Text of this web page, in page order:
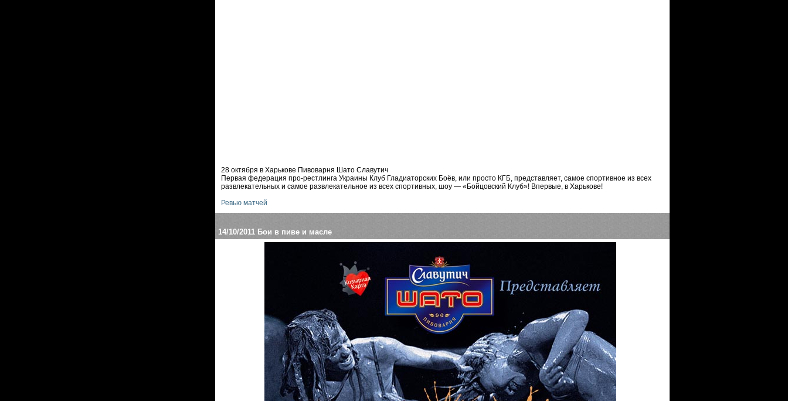
28 октября в Харькове Пивоварня Шато Славутич
Первая федерация про-рестлинга Украины Клуб Гладиаторских Боёв, или просто КГБ, представляет, самое спортивное из всех
развлекательных и самое развлекательное из всех спортивных, шоу — «Бойцовский Клуб»! Впервые, в Харькове!
Ревью матчей
14/10/2011 Бои в пиве и масле